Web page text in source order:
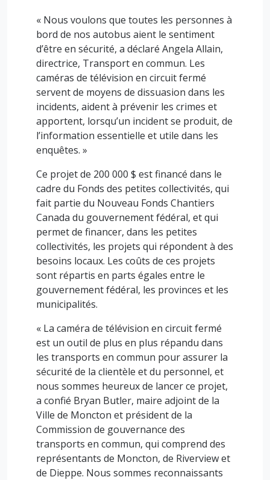
« Nous voulons que toutes les personnes à
bord de nos autobus aient le sentiment
d’être en sécurité, a déclaré Angela Allain,
directrice, Transport en commun. Les
caméras de télévision en circuit fermé
servent de moyens de dissuasion dans les
incidents, aident à prévenir les crimes et
apportent, lorsqu’un incident se produit, de
l’information essentielle et utile dans les
enquêtes. »
Ce projet de 200 000 $ est financé dans le
cadre du Fonds des petites collectivités, qui
fait partie du Nouveau Fonds Chantiers
Canada du gouvernement fédéral, et qui
permet de financer, dans les petites
collectivités, les projets qui répondent à des
besoins locaux. Les coûts de ces projets
sont répartis en parts égales entre le
gouvernement fédéral, les provinces et les
municipalités.
« La caméra de télévision en circuit fermé
est un outil de plus en plus répandu dans
les transports en commun pour assurer la
sécurité de la clientèle et du personnel, et
nous sommes heureux de lancer ce projet,
a confié Bryan Butler, maire adjoint de la
Ville de Moncton et président de la
Commission de gouvernance des
transports en commun, qui comprend des
représentants de Moncton, de Riverview et
de Dieppe. Nous sommes reconnaissants